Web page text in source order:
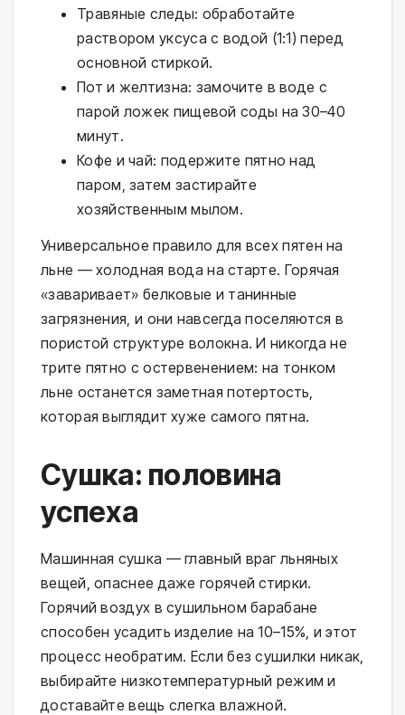
Травяные следы: обработайте
раствором уксуса с водой (1:1) перед
основной стиркой.
Пот и желтизна: замочите в воде с
парой ложек пищевой соды на 30–40
минут.
Кофе и чай: подержите пятно над
паром, затем застирайте
хозяйственным мылом.
Универсальное правило для всех пятен на
льне — холодная вода на старте. Горячая
«заваривает» белковые и танинные
загрязнения, и они навсегда поселяются в
пористой структуре волокна. И никогда не
трите пятно с остервенением: на тонком
льне останется заметная потертость,
которая выглядит хуже самого пятна.
Сушка: половина
успеха
Машинная сушка — главный враг льняных
вещей, опаснее даже горячей стирки.
Горячий воздух в сушильном барабане
способен усадить изделие на 10–15%, и этот
процесс необратим. Если без сушилки никак,
выбирайте низкотемпературный режим и
доставайте вещь слегка влажной.